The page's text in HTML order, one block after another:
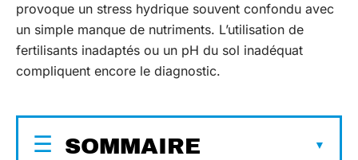
provoque un stress hydrique souvent confondu avec
un simple manque de nutriments. L’utilisation de
fertilisants inadaptés ou un pH du sol inadéquat
compliquent encore le diagnostic.
SOMMAIRE